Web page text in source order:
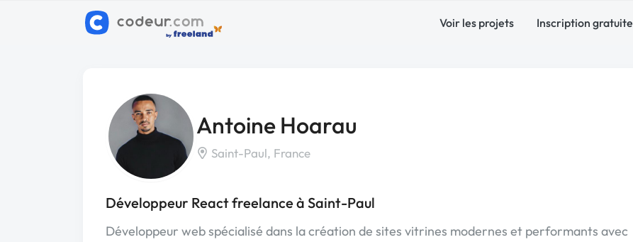
Voir les projets Inscription gratuite
Antoine Hoarau
Saint-Paul, France
Développeur React freelance à Saint-Paul
Développeur web spécialisé dans la création de sites vitrines modernes et performants avec